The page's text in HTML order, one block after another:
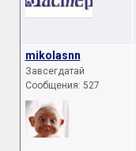
mikolasnn
Завсегдатай
Сообщения: 527